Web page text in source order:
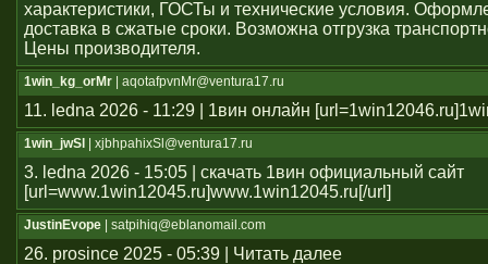
характеристики, ГОСТы и технические условия.
доставка в сжатые сроки. Возможна отгрузка
Цены производителя.
1win_kg_orMr | aqotafpvnMr@ventura17.ru
11. ledna 2026 - 11:29 | 1вин онлайн
1win_jwSl | xjbhpahixSl@ventura17.ru
3. ledna 2026 - 15:05 | скачать 1вин официальный сайт
[url=www.1win12045.ru]www.1win12045.ru[/url]
JustinEvope | satpihiq@eblanomail.com
26. prosince 2025 - 05:39 | Читать далее